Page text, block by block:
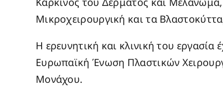
Μικροχειρουργική και τα
Η ερευνητική και κλινική του
Ευρωπαϊκή Ένωση Πλαστικών
Μονάχου.